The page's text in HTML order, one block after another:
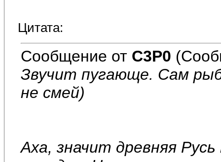
Цитата:
Сообщение от C3P0
Звучит пугающе. Сам
не смей)
Аха, значит древняя